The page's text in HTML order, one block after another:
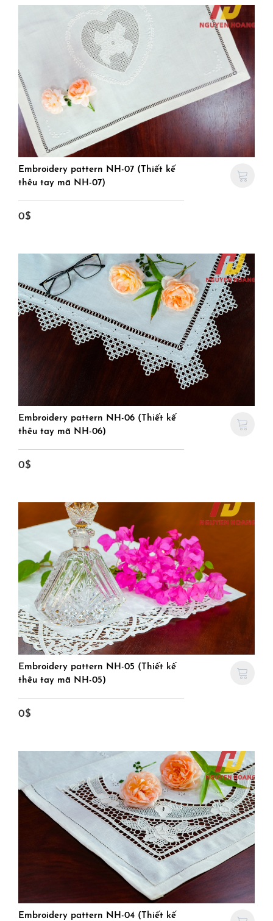
Embroidery pattern NH-07 (Thiết kế
thêu tay mã NH-07)
0$
Embroidery pattern NH-06 (Thiết kế
thêu tay mã NH-06)
0$
Embroidery pattern NH-05 (Thiết kế
thêu tay mã NH-05)
0$
Embroidery pattern NH-04 (Thiết kế